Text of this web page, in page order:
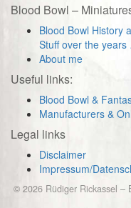
Blood Bowl –
Blood Bowl History
Stuff over the
About me
Useful links:
Blood Bowl &
Manufacturers &
Legal links
Disclaimer
Impressum/
© 2026 Rüdiger Rickassel –